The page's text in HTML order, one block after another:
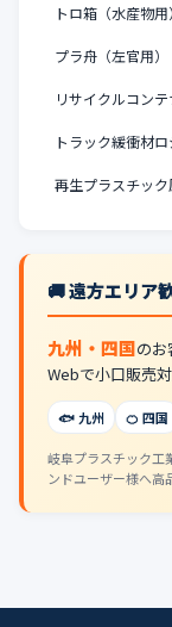
トロ箱（水産物用）
プラ舟（左官用）
リサイクルコン
トラック緩衝材
再生プラスチック
🚚 遠方エリア
九州・四国の
Webで小口販売
🐟 九州 🍊 四国
岐阜プラスチック工
ンドユーザー様へ高